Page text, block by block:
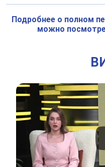
Подробнее о полном
можно